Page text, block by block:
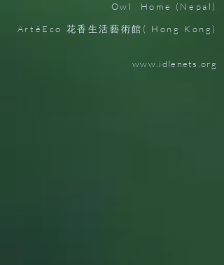
Owl Home (Nepal)
ArtêEco 花香生活藝術館( Hong Kong)
www.idlenets.org